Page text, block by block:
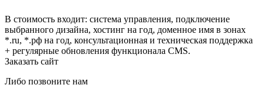
В стоимость входит: система управления, подключение
выбранного дизайна, хостинг на год, доменное имя в зонах
*.ru, *.рф на год, консультационная и техническая поддержка
+ регулярные обновления функционала CMS.
Заказать сайт
Либо позвоните нам